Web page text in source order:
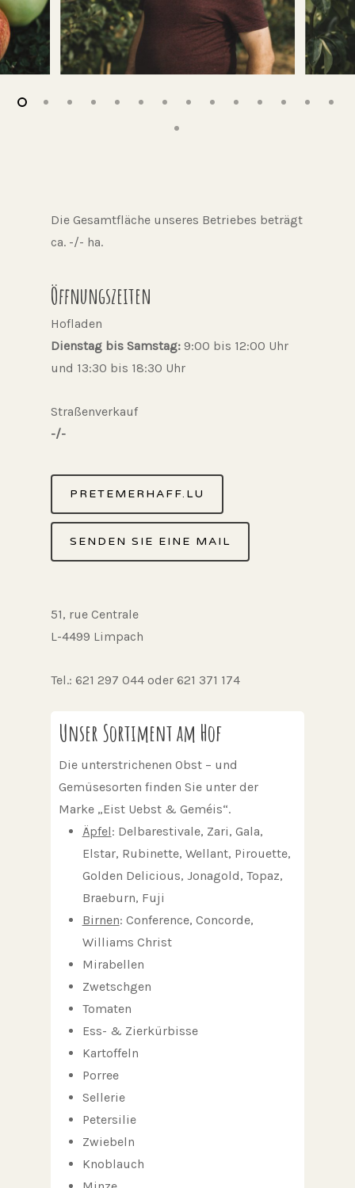
Die Gesamtfläche unseres Betriebes beträgt
ca. -/- ha.
Öffnungszeiten
Hofladen
Dienstag bis Samstag: 9:00 bis 12:00 Uhr
und 13:30 bis 18:30 Uhr
Straßenverkauf
-/-
PRETEMERHAFF.LU
SENDEN SIE EINE MAIL
51, rue Centrale
L-4499 Limpach
Tel.: 621 297 044 oder 621 371 174
Unser Sortiment am Hof
Die unterstrichenen Obst – und
Gemüsesorten finden Sie unter der
Marke „Eist Uebst & Geméis“.
Äpfel: Delbarestivale, Zari, Gala,
Elstar, Rubinette, Wellant, Pirouette,
Golden Delicious, Jonagold, Topaz,
Braeburn, Fuji
Birnen: Conference, Concorde,
Williams Christ
Mirabellen
Zwetschgen
Tomaten
Ess- & Zierkürbisse
Kartoffeln
Porree
Sellerie
Petersilie
Zwiebeln
Knoblauch